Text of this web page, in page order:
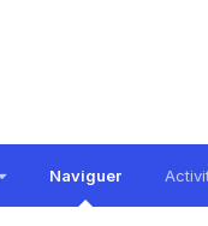
Naviguer